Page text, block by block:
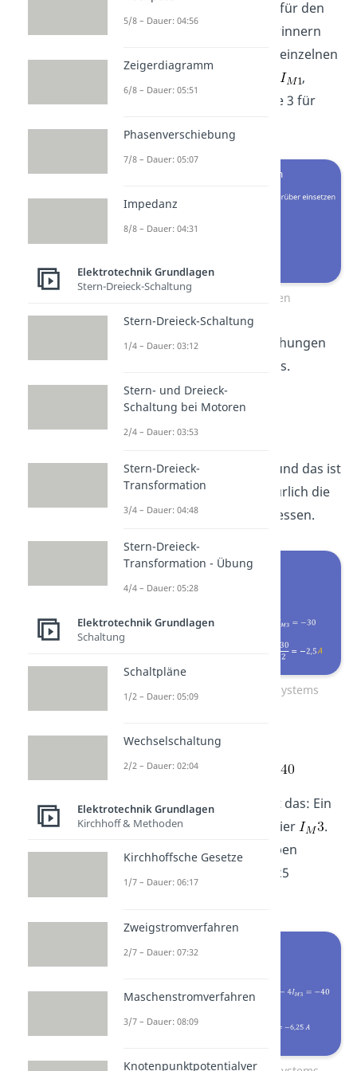
schon „fast“ das Ergebnis für den
Maschenstrom
. Wir erinnern
uns an die Bedeutung der einzelnen
Spalten: Spalte 1 steht für
,
Spalte 2 für
und Spalte 3 für
3. Rekursives Auflösen
Jetzt schreibst du die Gleichungen
der einzelnen Zeilen heraus.
InZeile 3steht:
ist also
und das ist
. Dabei darfst du natürlich die
Einheit Ampere nicht vergessen.
Auflösen des Gleichungssystems
InZeile 2steht:
Umgeformt auf
ergibt das: Ein
Achtel mal Minus
plus vier
.
haben wir ja gerade eben
ist also -6,25
5/8 – Dauer: 04:56
Zeigerdiagramm
6/8 – Dauer: 05:51
Phasenverschiebung
7/8 – Dauer: 05:07
Impedanz
8/8 – Dauer: 04:31
Elektrotechnik Grundlagen
Stern-Dreieck-Schaltung
Stern-Dreieck-Schaltung
1/4 – Dauer: 03:12
Stern- und Dreieck-
Schaltung bei Motoren
2/4 – Dauer: 03:53
Stern-Dreieck-
Transformation
3/4 – Dauer: 04:48
Stern-Dreieck-
Transformation - Übung
4/4 – Dauer: 05:28
Elektrotechnik Grundlagen
Schaltung
Schaltpläne
1/2 – Dauer: 05:09
Wechselschaltung
2/2 – Dauer: 02:04
Elektrotechnik Grundlagen
Kirchhoff & Methoden
Kirchhoffsche Gesetze
1/7 – Dauer: 06:17
Zweigstromverfahren
2/7 – Dauer: 07:32
Maschenstromverfahren
3/7 – Dauer: 08:09
Knotenpunktpotentialver